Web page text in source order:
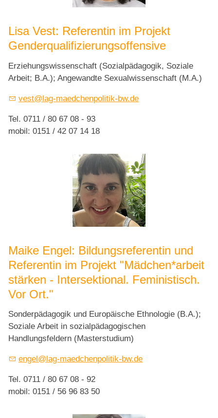
Lisa Vest: Referentin im Projekt
Genderqualifizierungsoffensive
Erziehungswissenschaft (Sozialpädagogik, Soziale
Arbeit; B.A.); Angewandte Sexualwissenschaft (M.A.)
vest@lag-maedchenpolitik-bw.de
Tel. 0711 / 80 67 08 - 93
mobil: 0151 / 42 07 14 18
Maike Engel: Bildungsreferentin und
Referentin im Projekt "Mädchen*arbeit
stärken - Intersektional. Feministisch.
Vor Ort."
Sonderpädagogik und Europäische Ethnologie (B.A.);
Soziale Arbeit in sozialpädagogischen
Handlungsfeldern (Masterstudium)
engel@lag-maedchenpolitik-bw.de
Tel. 0711 / 80 67 08 - 92
mobil: 0151 / 56 96 83 50